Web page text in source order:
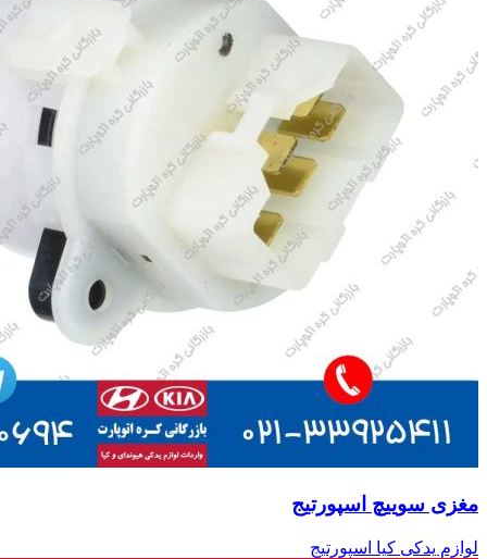
مغزی سوییچ اسپورتیج
لوازم یدکی کیا اسپورتیج